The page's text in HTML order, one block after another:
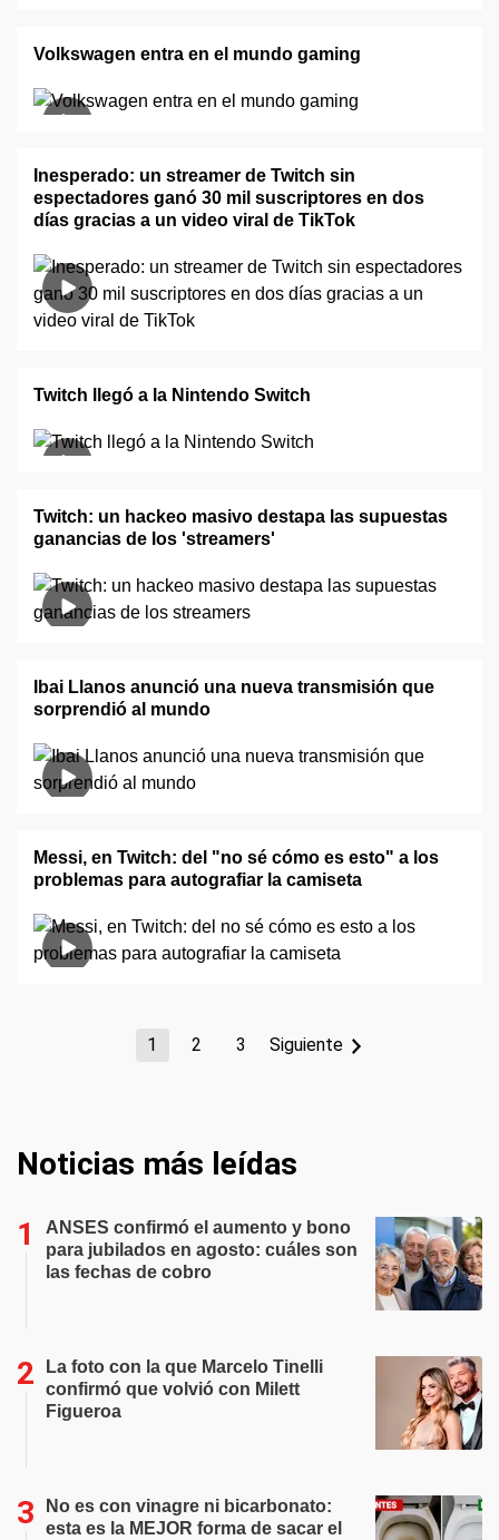
Volkswagen entra en el mundo gaming
Inesperado: un streamer de Twitch sin
espectadores ganó 30 mil suscriptores en dos
días gracias a un video viral de TikTok
Twitch llegó a la Nintendo Switch
Twitch: un hackeo masivo destapa las supuestas
ganancias de los 'streamers'
Ibai Llanos anunció una nueva transmisión que
sorprendió al mundo
Messi, en Twitch: del "no sé cómo es esto" a los
problemas para autografiar la camiseta
1 2 3 Siguiente
Noticias más leídas
ANSES confirmó el aumento y bono
para jubilados en agosto: cuáles son
las fechas de cobro
La foto con la que Marcelo Tinelli
confirmó que volvió con Milett
Figueroa
No es con vinagre ni bicarbonato:
esta es la MEJOR forma de sacar el